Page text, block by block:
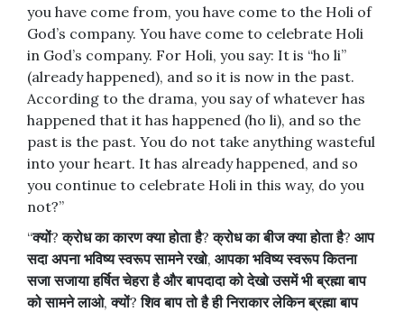
you have come from, you have come to the Holi of
God’s company. You have come to celebrate Holi
in God’s company. For Holi, you say: It is “ho li”
(already happened), and so it is now in the past.
According to the drama, you say of whatever has
happened that it has happened (ho li), and so the
past is the past. You do not take anything wasteful
into your heart. It has already happened, and so
you continue to celebrate Holi in this way, do you
not?”
“क्यों?क्रोध का कारण क्या होता है?क्रोध का बीज क्या होता है? आप
सदा अपना भविष्य स्वरूप सामने रखो, आपका भविष्य स्वरूप कितना
सजा सजाया हर्षित चेहरा है और बापदादा को देखो उसमें भी ब्रह्मा बाप
को सामने लाओ,क्यों?शिव बाप तो है ही निराकार लेकिन ब्रह्मा बाप